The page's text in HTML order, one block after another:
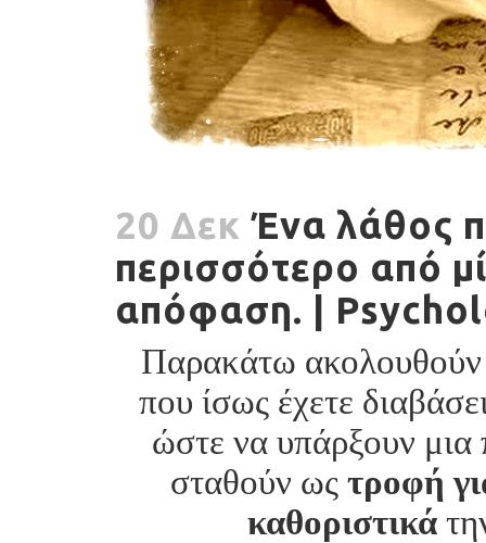
20 Δεκ Ένα λάθος
περισσότερο από
απόφαση. |
Παρακάτω ακολουθούν
που ίσως έχετε
ώστε να υπάρξουν
σταθούν ως τροφή
καθοριστικά